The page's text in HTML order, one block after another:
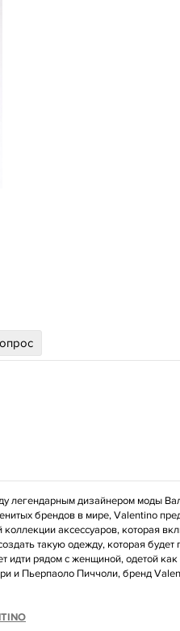
легендарным дизайнером моды
брендов в мире, Valentino
аксессуаров, которая
такую одежду, которая
идти рядом с женщиной, одетой
и Пьерпаоло Пиччоли, бренд